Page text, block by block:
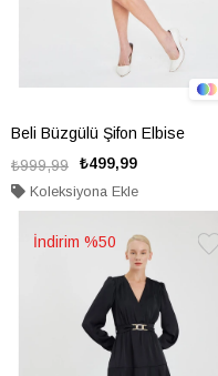
Beli Büzgülü Şifon Elbise
₺499,99
₺999,99
Koleksiyona Ekle
%50